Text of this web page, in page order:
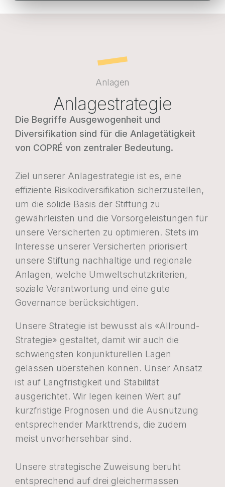
POLITIQUE EN MATIÈRE DE COOKIESPROTECTION DES DONNÉES
Anlagen
Anlagestrategie
Die Begriffe Ausgewogenheit und
Diversifikation sind für die Anlagetätigkeit
von COPRÉ von zentraler Bedeutung.
Ziel unserer Anlagestrategie ist es, eine
effiziente Risikodiversifikation sicherzustellen,
um die solide Basis der Stiftung zu
gewährleisten und die Vorsorgeleistungen für
unsere Versicherten zu optimieren. Stets im
Interesse unserer Versicherten priorisiert
unsere Stiftung nachhaltige und regionale
Anlagen, welche Umweltschutzkriterien,
soziale Verantwortung und eine gute
Governance berücksichtigen.
Unsere Strategie ist bewusst als «Allround-
Strategie» gestaltet, damit wir auch die
schwierigsten konjunkturellen Lagen
gelassen überstehen können. Unser Ansatz
ist auf Langfristigkeit und Stabilität
ausgerichtet. Wir legen keinen Wert auf
kurzfristige Prognosen und die Ausnutzung
entsprechender Markttrends, die zudem
meist unvorhersehbar sind.
Unsere strategische Zuweisung beruht
entsprechend auf drei gleichermassen